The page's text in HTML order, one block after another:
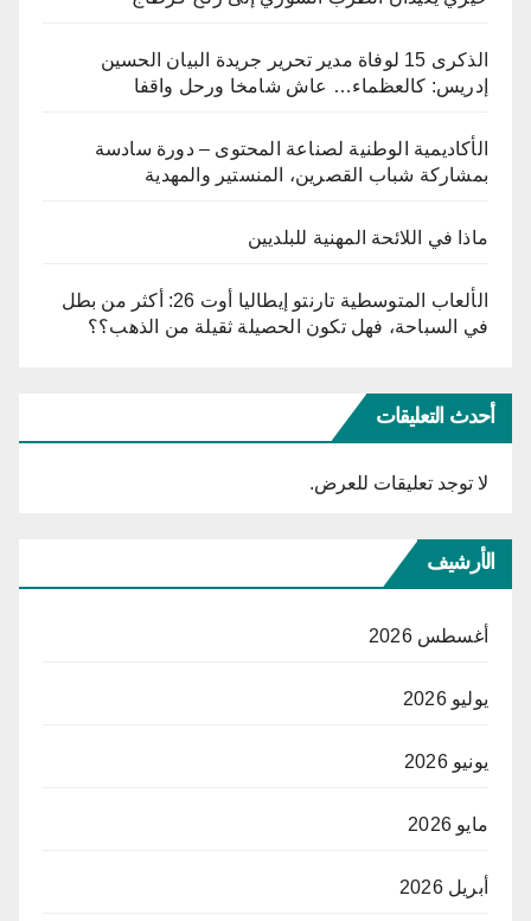
الذكرى 15 لوفاة مدير تحرير جريدة البيان الحسين
إدريس: كالعظماء… عاش شامخا ورحل واقفا
الأكاديمية الوطنية لصناعة المحتوى – دورة سادسة
بمشاركة شباب القصرين، المنستير والمهدية
ماذا في اللائحة المهنية للبلديين
الألعاب المتوسطية تارنتو إيطاليا أوت 26: أكثر من بطل
في السباحة، فهل تكون الحصيلة ثقيلة من الذهب؟؟
أحدث التعليقات
لا توجد تعليقات للعرض.
الأرشيف
أغسطس 2026
يوليو 2026
يونيو 2026
مايو 2026
أبريل 2026